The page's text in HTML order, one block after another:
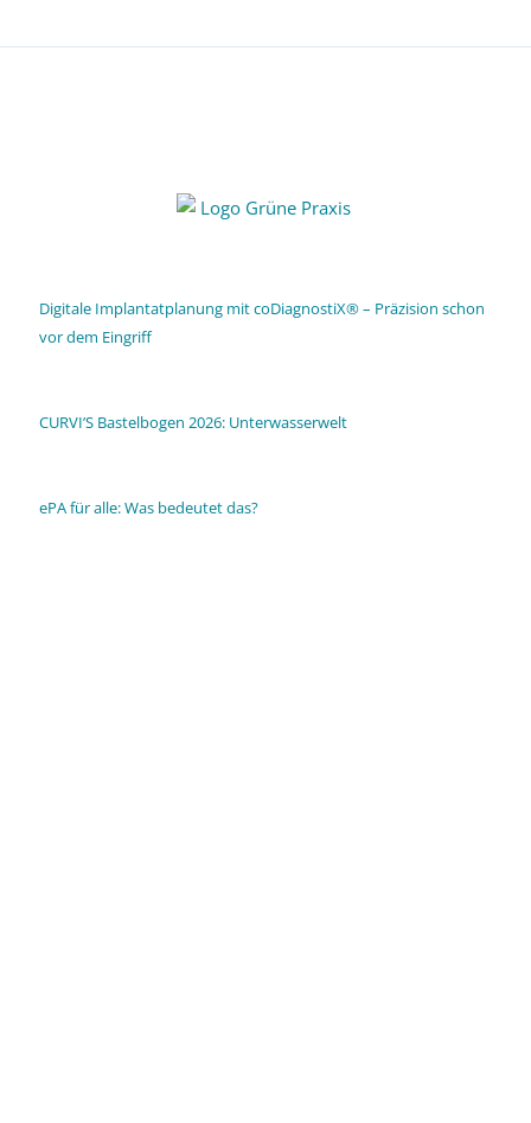
Digitale Implantatplanung mit coDiagnostiX® – Präzision schon
vor dem Eingriff
CURVI’S Bastelbogen 2026: Unterwasserwelt
ePA für alle: Was bedeutet das?